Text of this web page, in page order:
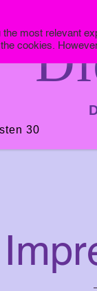
30
most relevant
cookies.